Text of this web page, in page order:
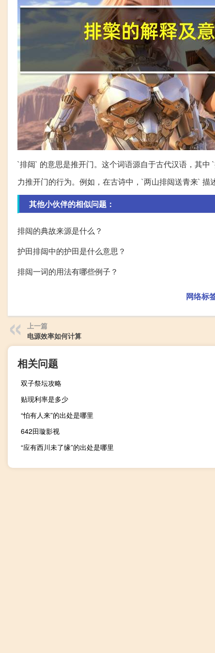
`排闼` 的意思是推开门。这个词语源自于古代汉语，其中
力推开门的行为。例如，在古诗中，`两山排闼送青来`
其他小伙伴的相似问题：
排闼的典故来源是什么？
护田排闼中的护田是什么意思？
排闼一词的用法有哪些例子？
网络标
上一篇
电源效率如何计算
相关问题
双子祭坛攻略
贴现利率是多少
“怕有人来”的出处是哪里
642田璇影视
“应有西川未了缘”的出处是哪里